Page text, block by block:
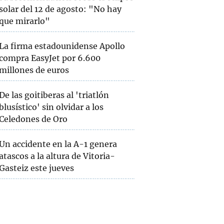
del 12 de agosto: "No hay
mirarlo"
firma estadounidense Apollo
EasyJet por 6.600
de euros
las goitiberas al 'triatlón
sin olvidar a los
de Oro
accidente en la A-1 genera
a la altura de Vitoria-
este jueves